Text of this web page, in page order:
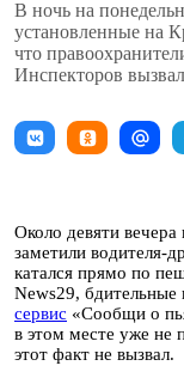
В ночь на
установленные на
что
Инспекторов
Около девяти
заметили водителя-
катался прямо по
News29,
сервис «Сообщи о
в этом месте уже не
этот факт не вызвал.